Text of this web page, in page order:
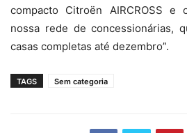
compacto Citroën AIRCROSS e
nossa rede de concessionárias,
casas completas até dezembro”.
TAGS Sem categoria